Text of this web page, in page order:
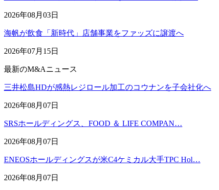
2026年08月03日
海帆が飲食「新時代」店舗事業をファッズに譲渡へ
2026年07月15日
最新のM&Aニュース
三井松島HDが感熱レジロール加工のコウナンを子会社化へ
2026年08月07日
SRSホールディングス、FOOD ＆ LIFE COMPAN…
2026年08月07日
ENEOSホールディングスが米C4ケミカル大手TPC Hol…
2026年08月07日